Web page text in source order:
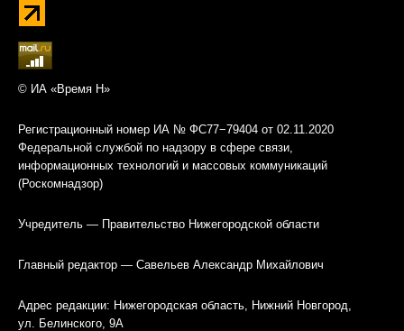
© ИА «Время Н»
Регистрационный номер ИА № ФС77−79404 от 02.11.2020
Федеральной службой по надзору в сфере связи,
информационных технологий и массовых коммуникаций
(Роскомнадзор)
Учредитель — Правительство Нижегородской области
Главный редактор — Савельев Александр Михайлович
Адрес редакции: Нижегородская область, Нижний Новгород,
ул. Белинского, 9А